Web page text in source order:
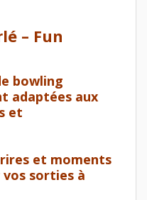
– Fun
bowling
adaptées aux
et
et moments
sorties à